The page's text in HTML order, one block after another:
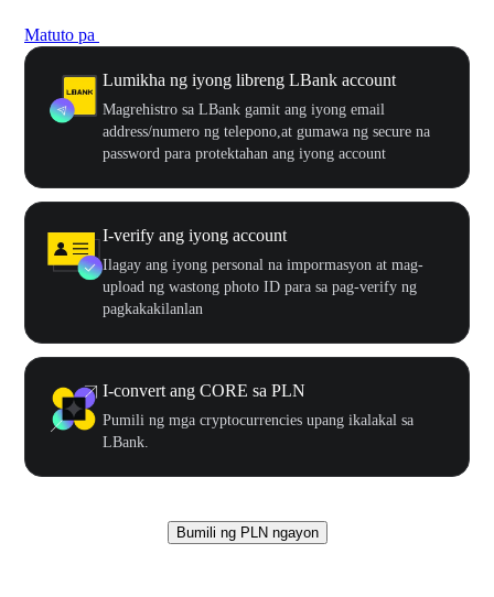
Matuto pa
Lumikha ng iyong libreng LBank account
Magrehistro sa LBank gamit ang iyong email
address/numero ng telepono,at gumawa ng secure na
password para protektahan ang iyong account
I-verify ang iyong account
Ilagay ang iyong personal na impormasyon at mag-
upload ng wastong photo ID para sa pag-verify ng
pagkakakilanlan
I-convert ang CORE sa PLN
Pumili ng mga cryptocurrencies upang ikalakal sa
LBank.
Bumili ng PLN ngayon